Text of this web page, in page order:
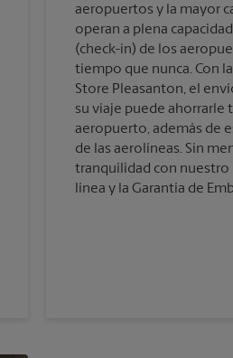
aeropuertos y la mayor
operan a plena
(check-in) de los
tiempo que nunca. Con la
Store Pleasanton, el
su viaje puede ahorrarle
aeropuerto, además de
de las aerolíneas. Sin
tranquilidad con nuestro
línea y la Garantía de